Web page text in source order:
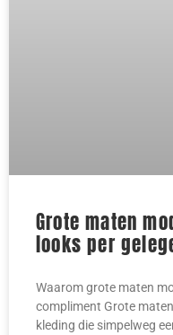
Grote maten
looks per
Waarom grote maten
compliment Grote
kleding die simpelweg